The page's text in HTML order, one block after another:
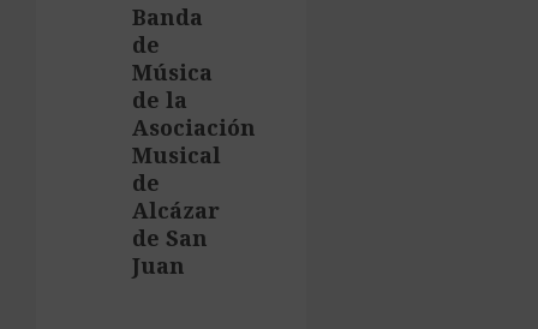
Siguiente
entrada:
Banda
de
Música
de la
Asociación
Musical
de
Alcázar
de San
Juan